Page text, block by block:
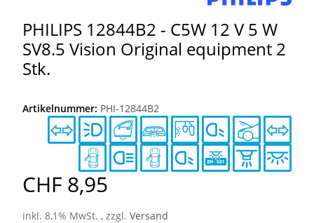
PHILIPS 12844B2 - C5W 12 V 5 W
SV8.5 Vision Original equipment 2
Stk.
Artikelnummer: PHI-12844B2
CHF 8,95
inkl. 8,1% MwSt. , zzgl. Versand